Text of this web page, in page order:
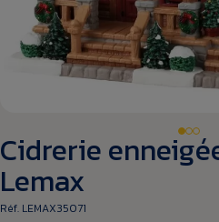
Cidrerie
Lemax
Réf. LEMAX35071